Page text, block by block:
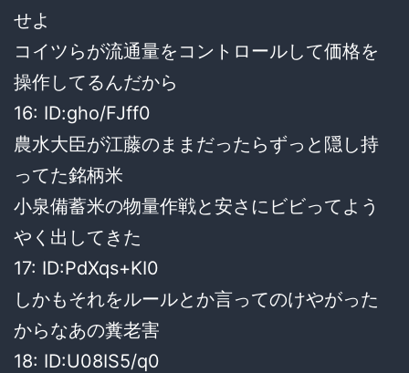
せよ
コイツらが流通量をコントロールして価格を
操作してるんだから
16: ID:gho/FJff0
農水大臣が江藤のままだったらずっと隠し持
ってた銘柄米
小泉備蓄米の物量作戦と安さにビビってよう
やく出してきた
17: ID:PdXqs+KI0
しかもそれをルールとか言ってのけやがった
からなあの糞老害
18: ID:U08IS5/q0